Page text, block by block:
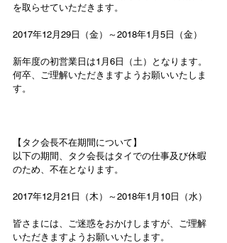
を取らせていただきます。
2017年12月29日（金）～2018年1月5日（金）
新年度の初営業日は1月6日（土）となります。
何卒、ご理解いただきますようお願いいたしま
す。
【タク会長不在期間について】
以下の期間、タク会長はタイでの仕事及び休暇
のため、不在となります。
2017年12月21日（木）～2018年1月10日（水）
皆さまには、ご迷惑をおかけしますが、ご理解
いただきますようお願いいたします。